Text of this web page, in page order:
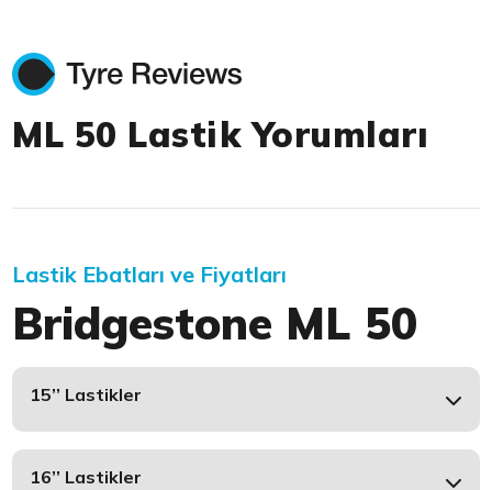
ML 50 Lastik Yorumları
Lastik Ebatları ve Fiyatları
Bridgestone ML 50
15’’ Lastikler
16’’ Lastikler